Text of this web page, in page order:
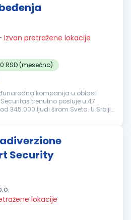
Izvan pretražene lokacije
RSD (mesečno)
kompanija u oblasti
Securitas trenutno posluje u 47
345.000 ljudi širom Sveta. U Srbiji
Security
lokacije